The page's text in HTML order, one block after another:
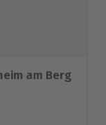
am Berg